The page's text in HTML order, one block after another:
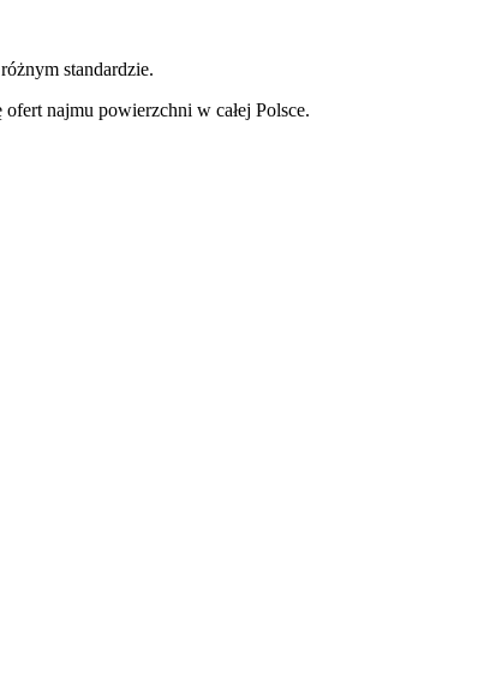
standardzie.
najmu powierzchni w całej Polsce.